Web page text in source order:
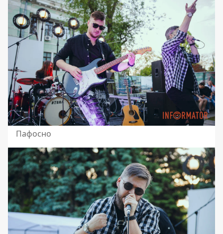
Пафосно